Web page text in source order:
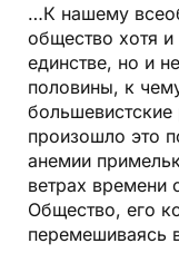
…К нашему
общество хотя
единстве, но и
половины, к
произошло это
анемии
ветрах времени
Общество, его
перемешиваясь